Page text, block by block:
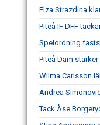
Elza Strazdina
Piteå IF DFF
Spelordning
Piteå Dam
Wilma Carlsson
Andrea
Tack Åse